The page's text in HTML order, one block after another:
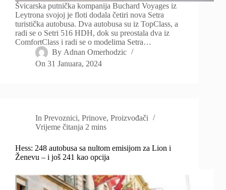
Švicarska putnička kompanija Buchard Voyages iz
Leytrona svojoj je floti dodala četiri nova Setra
turistička autobusa. Dva autobusa su iz TopClass, a
radi se o Setri 516 HDH, dok su preostala dva iz
ComfortClass i radi se o modelima Setra…
By Adnan Omerhodzic
On 31 Januara, 2024
In Prevoznici,Prinove,Proizvođači
Vrijeme čitanja 2 mins
Hess: 248 autobusa sa nultom emisijom za Lion i
Ženevu – i još 241 kao opcija